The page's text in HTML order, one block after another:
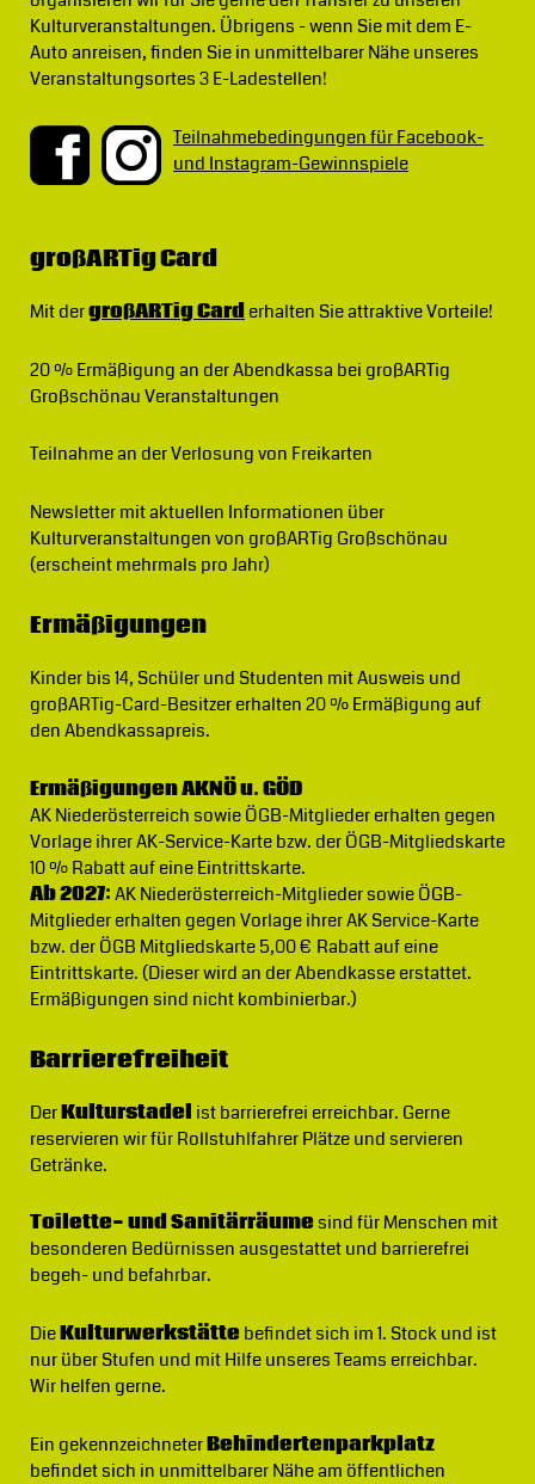
Kulturveranstaltungen. Übrigens - wenn Sie mit dem E-
Auto anreisen, finden Sie in unmittelbarer Nähe unseres
Veranstaltungsortes 3 E-Ladestellen!
Teilnahmebedingungen für Facebook-
und Instagram-Gewinnspiele
großARTig Card
Mit dergroßARTig Carderhalten Sie attraktive Vorteile!
20 % Ermäßigungan der Abendkassa bei großARTig
Großschönau Veranstaltungen
Teilnahme an der Verlosung von Freikarten
Newslettermit aktuellen Informationen über
Kulturveranstaltungen von großARTig Großschönau
(erscheint mehrmals pro Jahr)
Ermäßigungen
Kinder bis 14, Schüler und Studenten mit Ausweis und
großARTig-Card-Besitzer erhalten 20 % Ermäßigung auf
den Abendkassapreis.
Ermäßigungen AKNÖ u. GÖD
AK Niederösterreich sowie ÖGB-Mitglieder erhalten gegen
Vorlage ihrer AK-Service-Karte bzw. der ÖGB-Mitgliedskarte
10 % Rabatt auf eine Eintrittskarte.
Ab 2027:AK Niederösterreich-Mitglieder sowie ÖGB-
Mitglieder erhalten gegen Vorlage ihrer AK Service-Karte
bzw. der ÖGB Mitgliedskarte 5,00 € Rabatt auf eine
Eintrittskarte. (Dieser wird an der Abendkasse erstattet.
Ermäßigungen sind nicht kombinierbar.)
Barrierefreiheit
DerKulturstadel ist barrierefrei erreichbar. Gerne
reservieren wir für Rollstuhlfahrer Plätze und servieren
Getränke.
Toilette- und Sanitärräumesind für Menschen mit
besonderen Bedürnissen ausgestattet und barrierefrei
begeh- und befahrbar.
DieKulturwerkstättebefindet sich im 1. Stock und ist
nur über Stufen und mit Hilfe unseres Teams erreichbar.
Wir helfen gerne.
Ein gekennzeichneterBehindertenparkplatz
befindet sich in unmittelbarer Nähe am öffentlichen